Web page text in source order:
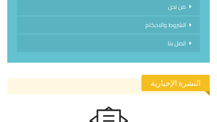
من نحن
الشروط والاحكام
اتصل بنا
النشرة الإخبارية